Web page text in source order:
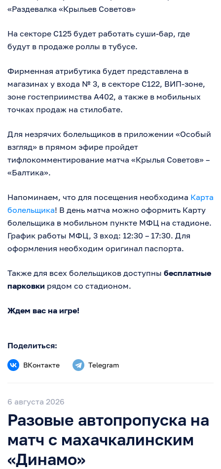
«Раздевалка «Крыльев Советов»
На секторе С125 будет работать суши-бар, где
будут в продаже роллы в тубусе.
Фирменная атрибутика будет представлена в
магазинах у входа № 3, в секторе С122, ВИП-зоне,
зоне гостеприимства А402, а также в мобильных
точках продаж на стилобате.
Для незрячих болельщиков в приложении «Особый
взгляд» в прямом эфире пройдет
тифлокомментирование матча «Крылья Советов» –
«Балтика».
Напоминаем, что для посещения необходима Карта
болельщика! В день матча можно оформить Карту
болельщика в мобильном пункте МФЦ на стадионе.
График работы МФЦ, 3 вход: 12:30 – 17:30. Для
оформления необходим оригинал паспорта.
Также для всех болельщиков доступны бесплатные
парковки рядом со стадионом.
Ждем вас на игре!
Поделиться:
ВКонтакте Telegram
6 августа 2026
Разовые автопропуска на
матч с махачкалинским
«Динамо»